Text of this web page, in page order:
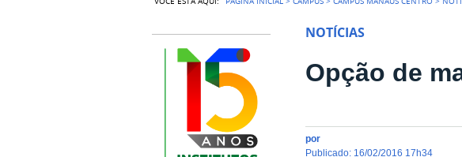
NOTÍCIAS
Opção de
por
publicado: 16/02/2016 17h34